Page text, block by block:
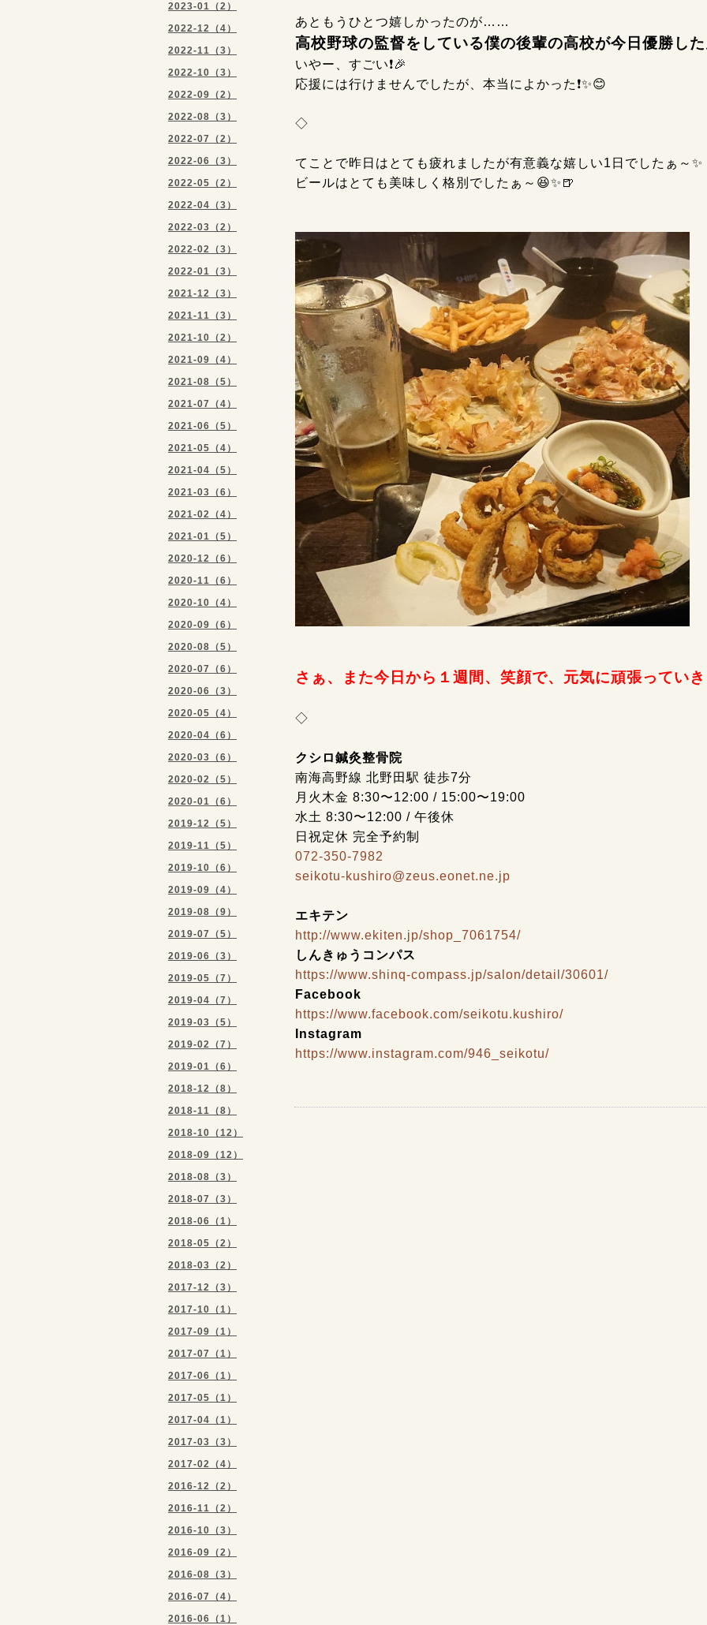
2023-01（2）
2022-12（4）
2022-11（3）
2022-10（3）
2022-09（2）
2022-08（3）
2022-07（2）
2022-06（3）
2022-05（2）
2022-04（3）
2022-03（2）
2022-02（3）
2022-01（3）
2021-12（3）
2021-11（3）
2021-10（2）
2021-09（4）
2021-08（5）
2021-07（4）
2021-06（5）
2021-05（4）
2021-04（5）
2021-03（6）
2021-02（4）
2021-01（5）
2020-12（6）
2020-11（6）
2020-10（4）
2020-09（6）
2020-08（5）
2020-07（6）
2020-06（3）
2020-05（4）
2020-04（6）
2020-03（6）
2020-02（5）
2020-01（6）
2019-12（5）
2019-11（5）
2019-10（6）
2019-09（4）
2019-08（9）
2019-07（5）
2019-06（3）
2019-05（7）
2019-04（7）
2019-03（5）
2019-02（7）
2019-01（6）
2018-12（8）
2018-11（8）
2018-10（12）
2018-09（12）
2018-08（3）
2018-07（3）
2018-06（1）
2018-05（2）
2018-03（2）
2017-12（3）
2017-10（1）
2017-09（1）
2017-07（1）
2017-06（1）
2017-05（1）
2017-04（1）
2017-03（3）
2017-02（4）
2016-12（2）
2016-11（2）
2016-10（3）
2016-09（2）
2016-08（3）
2016-07（4）
2016-06（1）
あともうひとつ嬉しかったのが……
高校野球の監督をしている僕の後輩の高校が今日優勝した
いやー、すごい❗🎉
応援には行けませんでしたが、本当によかった❗✨😊
◇
てことで昨日はとても疲れましたが有意義な嬉しい1日でしたぁ～✨
ビールはとても美味しく格別でしたぁ～😆✨🍺
さぁ、また今日から１週間、笑顔で、元気に頑張ってい
◇
クシロ鍼灸整骨院
南海高野線 北野田駅 徒歩7分
月火木金 8:30〜12:00 / 15:00〜19:00
水土 8:30〜12:00 / 午後休
日祝定休 完全予約制
072-350-7982
seikotu-kushiro@zeus.eonet.ne.jp
エキテン
http://www.ekiten.jp/shop_7061754/
しんきゅうコンパス
https://www.shinq-compass.jp/salon/detail/30601/
Facebook
https://www.facebook.com/seikotu.kushiro/
Instagram
https://www.instagram.com/946_seikotu/